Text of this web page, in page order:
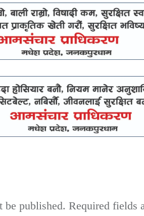
be published. Required fields